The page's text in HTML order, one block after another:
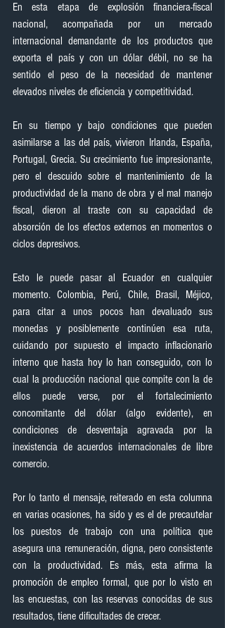
En esta etapa de explosión financiera-fiscal
nacional, acompañada por un mercado
internacional demandante de los productos que
exporta el país y con un dólar débil, no se ha
sentido el peso de la necesidad de mantener
elevados niveles de eficiencia y competitividad.
En su tiempo y bajo condiciones que pueden
asimilarse a las del país, vivieron Irlanda, España,
Portugal, Grecia. Su crecimiento fue impresionante,
pero el descuido sobre el mantenimiento de la
productividad de la mano de obra y el mal manejo
fiscal, dieron al traste con su capacidad de
absorción de los efectos externos en momentos o
ciclos depresivos.
Esto le puede pasar al Ecuador en cualquier
momento. Colombia, Perú, Chile, Brasil, Méjico,
para citar a unos pocos han devaluado sus
monedas y posiblemente continúen esa ruta,
cuidando por supuesto el impacto inflacionario
interno que hasta hoy lo han conseguido, con lo
cual la producción nacional que compite con la de
ellos puede verse, por el fortalecimiento
concomitante del dólar (algo evidente), en
condiciones de desventaja agravada por la
inexistencia de acuerdos internacionales de libre
comercio.
Por lo tanto el mensaje, reiterado en esta columna
en varias ocasiones, ha sido y es el de precautelar
los puestos de trabajo con una política que
asegura una remuneración, digna, pero consistente
con la productividad. Es más, esta afirma la
promoción de empleo formal, que por lo visto en
las encuestas, con las reservas conocidas de sus
resultados, tiene dificultades de crecer.